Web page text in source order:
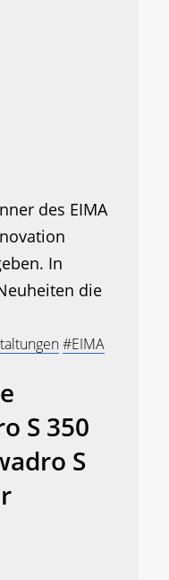
des EIMA
In
die
#EIMA
S 350
S